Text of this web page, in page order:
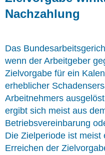
Nachzahlung
Das
wenn der Arbeitgeber
Zielvorgabe für ein
erheblicher
Arbeitnehmers
ergibt sich meist aus
Betriebsvereinbarung
Die Zielperiode ist meist
Erreichen der